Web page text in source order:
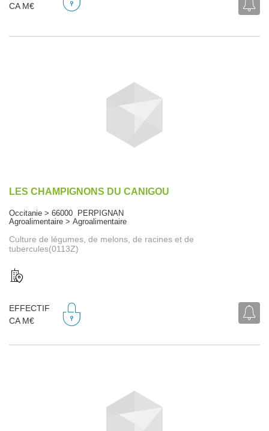
CA M€
LES CHAMPIGNONS DU CANIGOU
Occitanie > 66000 PERPIGNAN
Agroalimentaire > Agroalimentaire
Culture de légumes, de melons, de racines et de
tubercules(0113Z)
EFFECTIF
CA M€